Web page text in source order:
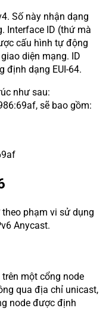
Số này nhận dạng
Interface ID (thứ mà
cấu hình tự động
diện mạng. ID
định dạng EUI-64.
như sau:
sẽ bao gồm:
phạm vi sử dụng
Anycast.
một cổng node
qua địa chỉ unicast,
node được định